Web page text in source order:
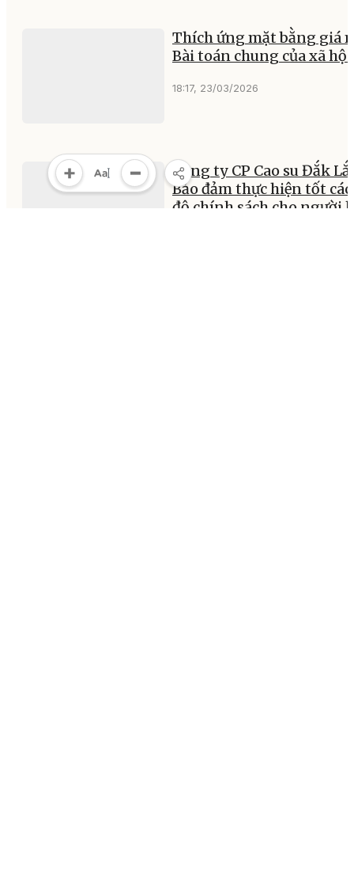
Thích ứng mặt bằng giá
Bài toán chung của xã hội
18:17, 23/03/2026
Công ty CP Cao su Đắk
Bảo đảm thực hiện tốt các
độ chính sách cho người